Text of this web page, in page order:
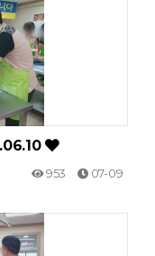
953 07-09